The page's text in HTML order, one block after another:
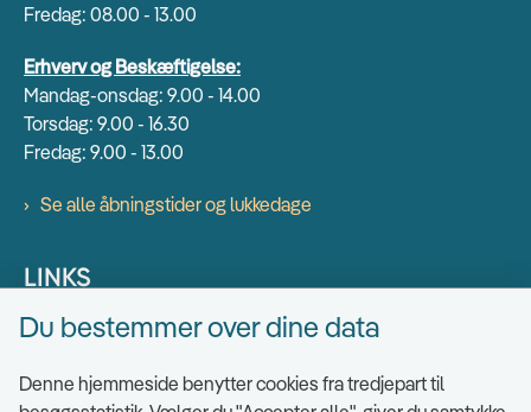
Fredag: 08.00 - 13.00
Erhverv og Beskæftigelse:
Mandag-onsdag: 9.00 - 14.00
Torsdag: 9.00 - 16.30
Fredag: 9.00 - 13.00
Se alle åbningstider og lukkedage
LINKS
Find EAN numre
Tilgængelighedserklæring
Du bestemmer over dine data
Denne hjemmeside benytter cookies fra tredjepart til